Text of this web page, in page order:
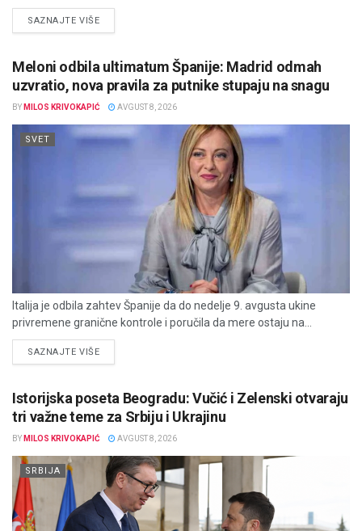
SAZNAJTE VIŠEDETAILS
Meloni odbila ultimatum Španije: Madrid odmah
uzvratio, nova pravila za putnike stupaju na snagu
BY MILOS KRIVOKAPIĆ AVGUST 8, 2026
SVET
Italija je odbila zahtev Španije da do nedelje 9. avgusta ukine
privremene granične kontrole i poručila da mere ostaju na...
SAZNAJTE VIŠEDETAILS
Istorijska poseta Beogradu: Vučić i Zelenski otvaraju
tri važne teme za Srbiju i Ukrajinu
BY MILOS KRIVOKAPIĆ AVGUST 8, 2026
SRBIJA